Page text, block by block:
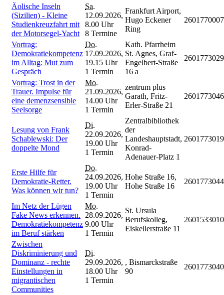
Äolische Inseln
(Sizilien) - Kleine
Studienkreuzfahrt mit
der Motorsegel-Yacht
Sa.
12.09.2026,
8.00 Uhr
8 Termine
Frankfurt Airport,
Hugo Eckener
Ring
2601770007
Vortrag:
Demokratiekompetenz
im Alltag: Mut zum
Gespräch
Do.
17.09.2026,
19.15 Uhr
1 Termin
Kath. Pfarrheim
St. Agnes, Graf-
Engelbert-Straße
16 a
2601773029
Vortrag: Trost in der
Trauer. Impulse für
eine demenzsensible
Seelsorge
Mo.
21.09.2026,
14.00 Uhr
1 Termin
zentrum plus
Garath, Fritz-
Erler-Straße 21
2601773046
Lesung von Frank
Schablewski: Der
doppelte Mond
Di.
22.09.2026,
19.00 Uhr
1 Termin
Zentralbibliothek
der
Landeshauptstadt,
Konrad-
Adenauer-Platz 1
2601773019
Erste Hilfe für
Demokratie-Retter.
Was können wir tun?
Do.
24.09.2026,
19.00 Uhr
1 Termin
Hohe Straße 16,
Hohe Straße 16
2601773044
Im Netz der Lügen
Fake News erkennen.
Demokratiekompetenz
im Beruf stärken
Mo.
28.09.2026,
9.00 Uhr
1 Termin
St. Ursula
Berufskolleg,
Eiskellerstraße 11
2601533010
Zwischen
Diskriminierung und
Dominanz - rechte
Einstellungen in
migrantischen
Communities
Di.
29.09.2026,
18.00 Uhr
1 Termin
, Bismarckstraße
90
2601773040